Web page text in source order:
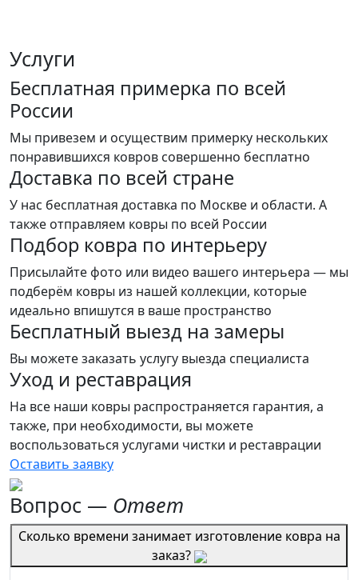
Услуги
Бесплатная примерка по всей
России
Мы привезем и осуществим примерку нескольких
понравившихся ковров совершенно бесплатно
Доставка по всей стране
У нас бесплатная доставка по Москве и области. А
также отправляем ковры по всей России
Подбор ковра по интерьеру
Присылайте фото или видео вашего интерьера — мы
подберём ковры из нашей коллекции, которые
идеально впишутся в ваше пространство
Бесплатный выезд на замеры
Вы можете заказать услугу выезда специалиста
Уход и реставрация
На все наши ковры распространяется гарантия, а
также, при необходимости, вы можете
воспользоваться услугами чистки и реставрации
Оставить заявку
Вопрос — Ответ
Сколько времени занимает изготовление ковра на
заказ?